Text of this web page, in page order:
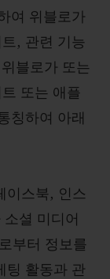
여 위블로가
, 관련 기능
블로가 또는
또는 애플
칭하여 아래
이스북, 인스
셜 미디어
부터 정보를
팅 활동과 관